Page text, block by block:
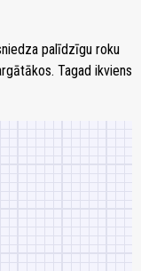
palīdzīgu roku
Tagad ikviens